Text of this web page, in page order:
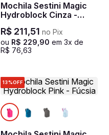
Mochila Sestini Magic
Hydroblock Cinza -
Chumbo
R$ 211,51 no Pix
ou R$ 229 90 em 3x de
R$ 76 63
13%OFF